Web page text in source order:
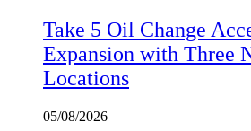
Take 5 Oil Change
Expansion with Three
Locations
05/08/2026